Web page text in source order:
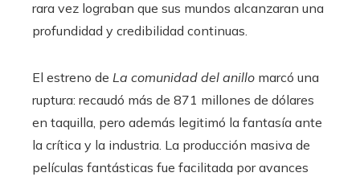
rara vez lograban que sus mundos alcanzaran una
profundidad y credibilidad continuas.
El estreno de La comunidad del anillo marcó una
ruptura: recaudó más de 871 millones de dólares
en taquilla, pero además legitimó la fantasía ante
la crítica y la industria. La producción masiva de
películas fantásticas fue facilitada por avances